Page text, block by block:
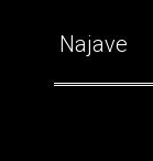
Najave